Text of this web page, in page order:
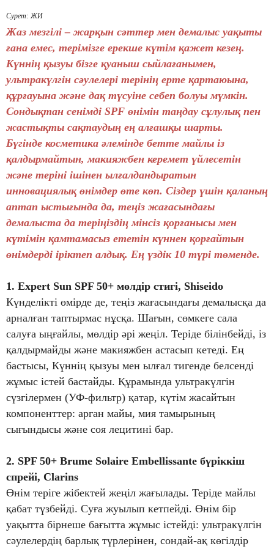
Сурет: ЖИ
Жаз мезгілі – жарқын сәттер мен демалыс уақыты
ғана емес, терімізге ерекше күтім қажет кезең.
Күннің қызуы бізге қуаныш сыйлағанымен,
ультракүлгін сәулелері терінің ерте қартаюына,
құрғауына және дақ түсуіне себеп болуы мүмкін.
Сондықтан сенімді SPF өнімін таңдау сұлулық пен
жастықты сақтаудың ең алғашқы шарты.
Бүгінде косметика әлемінде бетте майлы із
қалдырмайтын, макияжбен керемет үйлесетін
және теріні ішінен ылғалдандыратын
инновациялық өнімдер өте көп. Сіздер үшін қаланың
аптап ыстығында да, теңіз жағасындағы
демалыста да теріңіздің мінсіз қорғанысы мен
күтімін қамтамасыз ететін күннен қорғайтын
өнімдерді іріктеп алдық. Ең үздік 10 түрі төменде.
1. Expert Sun SPF 50+ мөлдір стигі, Shiseido
Күнделікті өмірде де, теңіз жағасындағы демалысқа да
арналған таптырмас нұсқа. Шағын, сөмкеге сала
салуға ыңғайлы, мөлдір әрі жеңіл. Теріде білінбейді, із
қалдырмайды және макияжбен астасып кетеді. Ең
бастысы, Күннің қызуы мен ылғал тигенде белсенді
жұмыс істей бастайды. Құрамында ультракүлгін
сүзгілермен (УФ-фильтр) қатар, күтім жасайтын
компоненттер: арган майы, мия тамырының
сығындысы және соя лецитині бар.
2. SPF 50+ Brume Solaire Embellissante бүріккіш
спрейі, Clarins
Өнім теріге жібектей жеңіл жағылады. Теріде майлы
қабат түзбейді. Суға жуылып кетпейді. Өнім бір
уақытта бірнеше бағытта жұмыс істейді: ультракүлгін
сәулелердің барлық түрлерінен, сондай-ақ көгілдір